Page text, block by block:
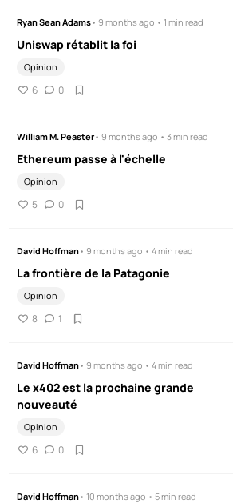
Ryan Sean Adams• 9 months ago • 1 min read
Uniswap rétablit la foi
Opinion
6 0
William M. Peaster• 9 months ago • 3 min read
Ethereum passe à l'échelle
Opinion
5 0
David Hoffman• 9 months ago • 4 min read
La frontière de la Patagonie
Opinion
8 1
David Hoffman• 9 months ago • 4 min read
Le x402 est la prochaine grande
nouveauté
Opinion
6 0
David Hoffman• 10 months ago • 5 min read